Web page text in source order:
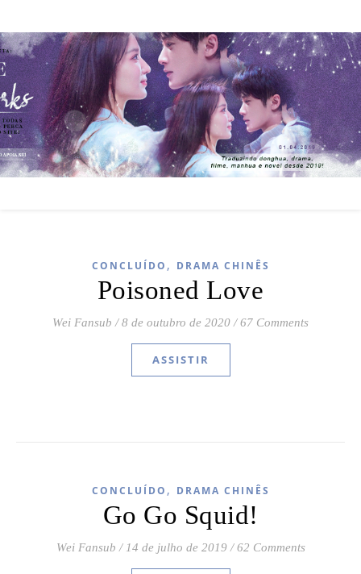
CONCLUÍDO , DRAMA CHINÊS
Poisoned Love
Wei Fansub / 8 de outubro de 2020 / 67 Comments
ASSISTIR
CONCLUÍDO , DRAMA CHINÊS
Go Go Squid!
Wei Fansub / 14 de julho de 2019 / 62 Comments